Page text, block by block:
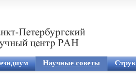
Научные советы